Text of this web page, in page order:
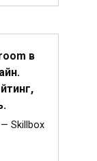
в
Skillbox